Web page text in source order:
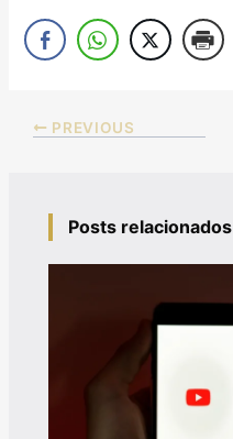
PREVIOUS
Posts relacionados